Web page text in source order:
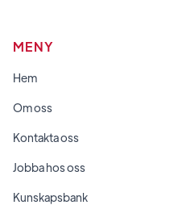
MENY
Hem
Om oss
Kontakta oss
Jobba hos oss
Kunskapsbank